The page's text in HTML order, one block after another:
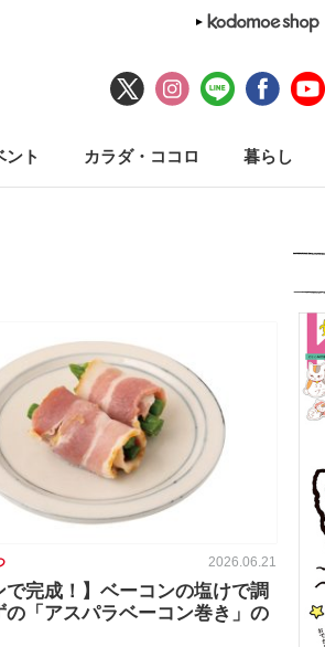
ント カラダ・ココロ 暮らし
2026.06.21
で完成！】ベーコンの塩けで調
の「アスパラベーコン巻き」の